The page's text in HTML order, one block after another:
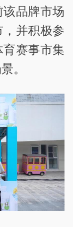
品牌市场
并积极参
赛事市集
。